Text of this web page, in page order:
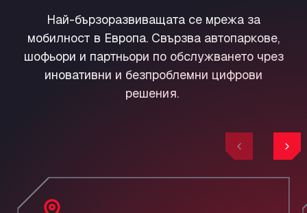
Най-бързоразвиващата се мрежа за
мобилност в Европа. Свързва автопаркове,
шофьори и партньори по обслужването чрез
иновативни и безпроблемни цифрови
решения.
Previous